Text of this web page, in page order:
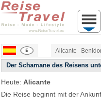
Alicante
Der Schamane des Reisens
Heute: Alicante
Die Reise beginnt mit der